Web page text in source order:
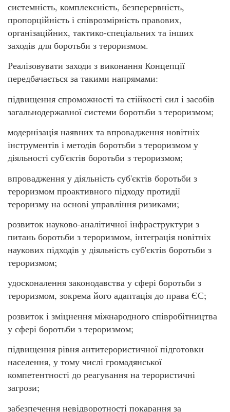
системність, комплексність, безперервність,
пропорційність і співрозмірність правових,
організаційних, тактико-спеціальних та інших
заходів для боротьби з тероризмом.
Реалізовувати заходи з виконання Концепції
передбачається за такими напрямами:
підвищення спроможності та стійкості сил і засобів
загальнодержавної системи боротьби з тероризмом;
модернізація наявних та впровадження новітніх
інструментів і методів боротьби з тероризмом у
діяльності суб'єктів боротьби з тероризмом;
впровадження у діяльність суб'єктів боротьби з
тероризмом проактивного підходу протидії
тероризму на основі управління ризиками;
розвиток науково-аналітичної інфраструктури з
питань боротьби з тероризмом, інтеграція новітніх
наукових підходів у діяльність суб'єктів боротьби з
тероризмом;
удосконалення законодавства у сфері боротьби з
тероризмом, зокрема його адаптація до права ЄС;
розвиток і зміцнення міжнародного співробітництва
у сфері боротьби з тероризмом;
підвищення рівня антитерористичної підготовки
населення, у тому числі громадянської
компетентності до реагування на терористичні
загрози;
забезпечення невідворотності покарання за